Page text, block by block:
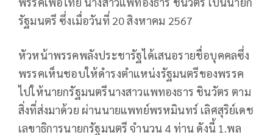
รัฐมนตรี ซึ่งเมื่อวันที่ 20 สิงหาคม 2567
หัวหน้าพรรคพลังประชารัฐได้เสนอรายชื่อบุคคลซึ่ง
พรรคเห็นชอบให้ดำรงตำแหน่งรัฐมนตรีของพรรค
ไปให้นายกรัฐมนตรีนางสาวแพทองธาร ชินวัตร ตาม
สิ่งที่ส่งมาด้วย ผ่านนายแพทย์พรหมินทร์ เลิศสุริย์เดช
เลขาธิการนายกรัฐมนตรี จำนวน 4 ท่าน ดังนี้ 1.พล